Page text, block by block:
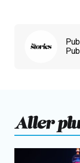
Aller